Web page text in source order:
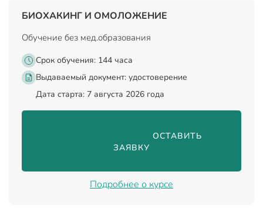
БИОХАКИНГ И ОМОЛОЖЕНИЕ
Обучение без мед.образования
Срок обучения: 144 часа
Выдаваемый документ: удостоверение
Дата старта: 7 августа 2026 года
                                ОСТАВИТЬ
ЗАЯВКУ
Подробнее о курсе